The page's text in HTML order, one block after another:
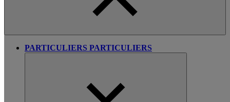
PARTICULIERS PARTICULIERS